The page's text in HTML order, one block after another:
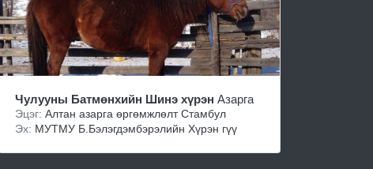
Чулууны Батмөнхийн Шинэ хүрэнАзарга
Эцэг:Алтан азарга өргөмжлөлт Стамбул
Эх: МУТМУ Б.Бэлэгдэмбэрэлийн Хүрэн гүү